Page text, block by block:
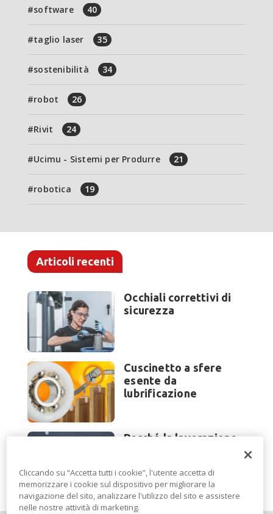
software 40
taglio laser 35
sostenibilità 34
robot 26
Rivit 24
Ucimu - Sistemi per Produrre 21
robotica 19
Articoli recenti
Occhiali correttivi di
sicurezza
Cuscinetto a sfere
esente da
lubrificazione
Perché la lavorazione
EuroBLECH 2026?
Cliccando su “Accetta tutti i cookie”, l'utente accetta di
memorizzare i cookie sul dispositivo per migliorare la
navigazione del sito, analizzare l'utilizzo del sito e assistere
nelle nostre attività di marketing.